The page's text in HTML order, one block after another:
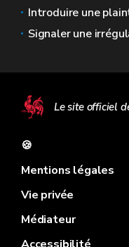
Introduire une
Signaler une
Le site officiel
🍪
Mentions légales
Vie privée
Médiateur